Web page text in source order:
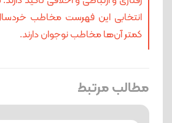
انتخابی این فهرست مخاطب
کمتر آن‌ها مخاطب نوجوان دارند.
مطالب مرتبط